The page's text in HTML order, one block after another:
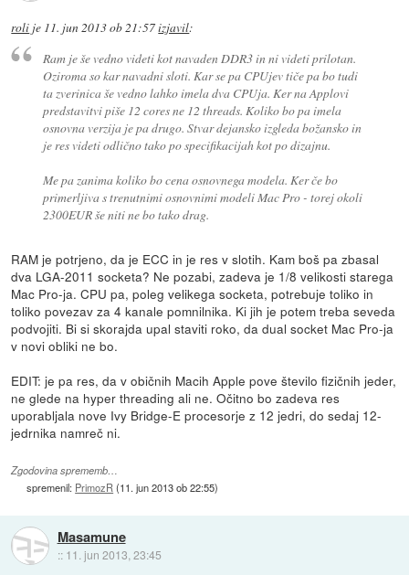
roli je 11. jun 2013 ob 21:57izjavil:
Ram je še vedno videti kot navaden DDR3 in ni videti prilotan.
Oziroma so kar navadni sloti. Kar se pa CPUjev tiče pa bo tudi
ta zverinica še vedno lahko imela dva CPUja. Ker na Applovi
predstavitvi piše 12 cores ne 12 threads. Koliko bo pa imela
osnovna verzija je pa drugo. Stvar dejansko izgleda božansko in
je res videti odlično tako po specifikacijah kot po dizajnu.
Me pa zanima koliko bo cena osnovnega modela. Ker če bo
primerljiva s trenutnimi osnovnimi modeli Mac Pro - torej okoli
2300EUR še niti ne bo tako drag.
RAM je potrjeno, da je ECC in je res v slotih. Kam boš pa zbasal
dva LGA-2011 socketa? Ne pozabi, zadeva je 1/8 velikosti starega
Mac Pro-ja. CPU pa, poleg velikega socketa, potrebuje toliko in
toliko povezav za 4 kanale pomnilnika. Ki jih je potem treba seveda
podvojiti. Bi si skorajda upal staviti roko, da dual socket Mac Pro-ja
v novi obliki ne bo.
EDIT: je pa res, da v običnih Macih Apple pove število fizičnih jeder,
ne glede na hyper threading ali ne. Očitno bo zadeva res
uporabljala nove Ivy Bridge-E procesorje z 12 jedri, do sedaj 12-
jedrnika namreč ni.
Zgodovina sprememb…
spremenil: PrimozR (11. jun 2013 ob 22:55)
Masamune
:: 11. jun 2013, 23:45